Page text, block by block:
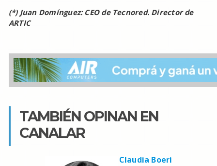
(*) Juan Domínguez: CEO de Tecnored. Director de
ARTIC
TAMBIÉN OPINAN EN
CANALAR
Claudia Boeri